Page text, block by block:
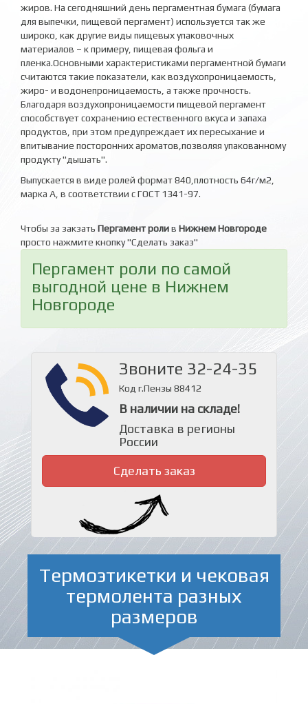
жиров. На сегодняшний день пергаментная бумага (бумага
для выпечки, пищевой пергамент) используется так же
широко, как другие виды пищевых упаковочных
материалов – к примеру, пищевая фольга и
пленка.Основными характеристиками пергаментной бумаги
считаются такие показатели, как воздухопроницаемость,
жиро- и водонепроницаемость, а также прочность.
Благодаря воздухопроницаемости пищевой пергамент
способствует сохранению естественного вкуса и запаха
продуктов, при этом предупреждает их пересыхание и
впитывание посторонних ароматов,позволяя упакованному
продукту "дышать".
Выпускается в виде ролей формат 840,плотность 64г/м2,
марка А, в соответствии с ГОСТ 1341-97.
Чтобы за закзать Пергамент ролив Нижнем Новгороде
просто нажмите кнопку "Сделать заказ"
Пергамент роли по самой
выгодной цене в Нижнем
Новгороде
Звоните 32-24-35
Код г.Пензы 88412
В наличии на складе!
Доставка в регионы
России
Сделать заказ
Термоэтикетки и чековая
термолента разных
размеров